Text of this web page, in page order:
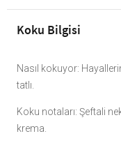
Koku Bilgisi
Nasıl kokuyor:
tatlı.
Koku notaları: Şeftali
krema.